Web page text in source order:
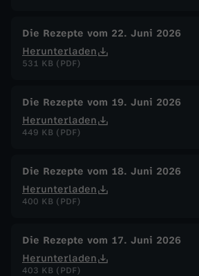
Die Rezepte vom 22. Juni 2026
Herunterladen
531 KB (PDF)
Die Rezepte vom 19. Juni 2026
Herunterladen
449 KB (PDF)
Die Rezepte vom 18. Juni 2026
Herunterladen
400 KB (PDF)
Die Rezepte vom 17. Juni 2026
Herunterladen
403 KB (PDF)